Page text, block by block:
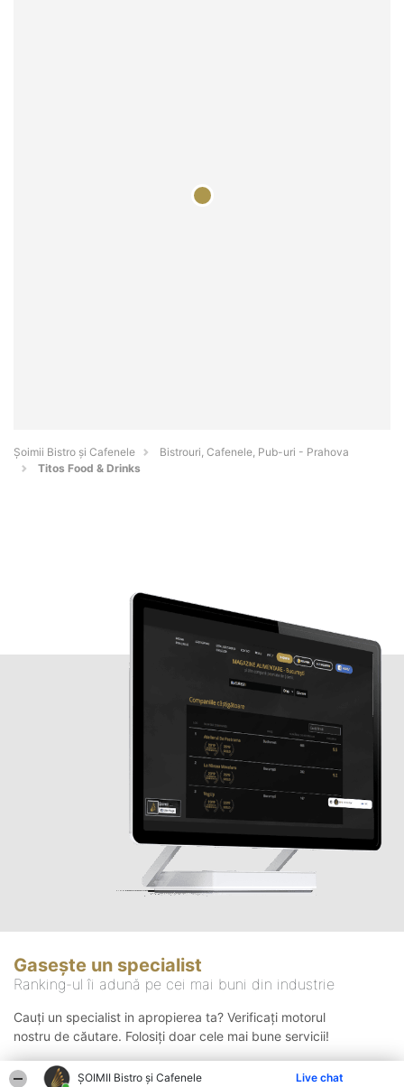
ȘOIMII Bistro și Cafenele Live chat
Șoimii Bistro și Cafenele
Bistrouri, Cafenele, Pub-uri - Prahova
Titos Food & Drinks
Gasește un specialist
Ranking-ul îi adună pe cei mai buni din industrie
Cauți un specialist in apropierea ta? Verificați motorul
nostru de căutare. Folosiți doar cele mai bune servicii!